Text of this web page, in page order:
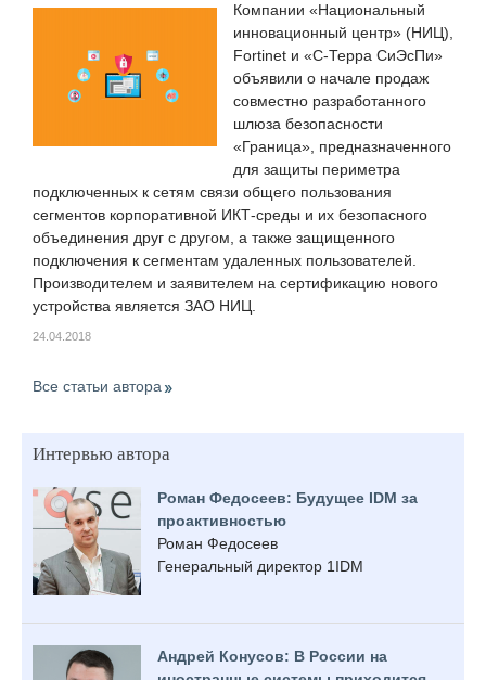
Компании «Национальный
инновационный центр» (НИЦ),
Fortinet и «С-Терра СиЭсПи»
объявили о начале продаж
совместно разработанного
шлюза безопасности
«Граница», предназначенного
для защиты периметра
подключенных к сетям связи общего пользования
сегментов корпоративной ИКТ-среды и их безопасного
объединения друг с другом, а также защищенного
подключения к сегментам удаленных пользователей.
Производителем и заявителем на сертификацию нового
устройства является ЗАО НИЦ.
24.04.2018
Все статьи автора
Интервью автора
Роман Федосеев: Будущее IDM за
проактивностью
Роман Федосеев
Генеральный директор 1IDM
Андрей Конусов: В России на